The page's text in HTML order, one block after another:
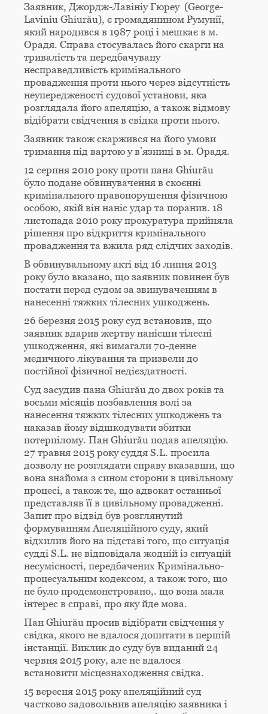
Заявник, Джордж-Лавініу Гюреу (George-
Laviniu Ghiurău), є громадянином Румунії,
який народився в 1987 році і мешкає в м.
Орадя. Справа стосувалась його скарги на
тривалість та передбачувану
несправедливість кримінального
провадження проти нього через відсутність
неупередженості судової установи, яка
розглядала його апеляцію, а також відмову
відібрати свідчення в свідка проти нього.
Заявник також скаржився на його умови
тримання під вартою у в’язниці в м. Орадя.
12 серпня 2010 року проти пана Ghiurău
було подане обвинувачення в скоєнні
кримінального правопорушення фізичною
особою, якій він наніс удар та поранив. 18
листопада 2010 року прокуратура прийняла
рішення про відкриття кримінального
провадження та вжила ряд слідчих заходів.
В обвинувальному акті від 16 липня 2013
року було вказано, що заявник повинен був
постати перед судом за звинуваченням в
нанесенні тяжких тілесних ушкоджень.
26 березня 2015 року суд встановив, що
заявник вдарив жертву нанісши тілесні
ушкодження, які вимагали 70-денне
медичного лікування та призвели до
постійної фізичної недієздатності.
Суд засудив пана Ghiurău до двох років та
восьми місяців позбавлення волі за
нанесення тяжких тілесних ушкоджень та
наказав йому відшкодувати збитки
потерпілому. Пан Ghiurău подав апеляцію.
27 травня 2015 року суддя S.L. просила
дозволу не розглядати справу вказавши, що
вона знайома з сином сторони в цивільному
процесі, а також те, що адвокат останньої
представляв її в цивільному провадженні.
Запит про відвід був розглянутий
формуванням Апеляційного суду, який
відхилив його на підставі того, що ситуація
судді S.L. не відповідала жодній із ситуацій
несумісності, передбачених Кримінально-
процесуальним кодексом, а також того, що
не було продемонстровано,. що вона мала
інтерес в справі, про яку йде мова.
Пан Ghiurău просив відібрати свідчення у
свідка, якого не вдалося допитати в першій
інстанції. Виклик до суду був виданий 24
червня 2015 року, але не вдалося
встановити місцезнаходження свідка.
15 вересня 2015 року апеляційний суд
частково задовольнив апеляцію заявника і